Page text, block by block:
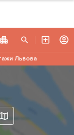
Львова